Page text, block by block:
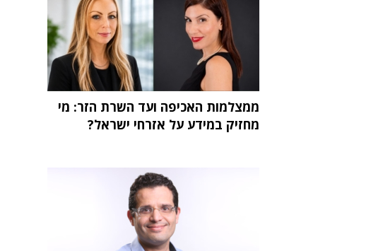
ממצלמות האכיפה ועד השרת הזר: מי
מחזיק במידע על אזרחי ישראל?